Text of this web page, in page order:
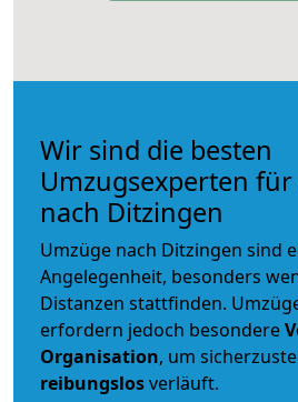
Wir sind die besten
Umzugsexperten
nach Ditzingen
Umzüge nach Ditzingen sind
Angelegenheit, besonders
Distanzen stattfinden.
erfordern jedoch besondere
Organisation, um
reibungslosverläuft.